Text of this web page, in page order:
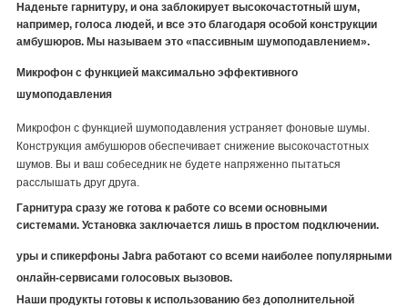
Наденьте гарнитуру, и она заблокирует высокочастотный шум,
например, голоса людей, и все это благодаря особой конструкции
амбушюров. Мы называем это «пассивным шумоподавлением».
Микрофон с функцией максимально эффективного
шумоподавления
Микрофон с функцией шумоподавления устраняет фоновые шумы.
Конструкция амбушюров обеспечивает снижение высокочастотных
шумов. Вы и ваш собеседник не будете напряженно пытаться
расслышать друг друга.
Гарнитура сразу же готова к работе со всеми основными
системами. Установка заключается лишь в простом подключении.
уры и спикерфоны Jabra работают со всеми наиболее популярными
онлайн-сервисами голосовых вызовов.
Наши продукты готовы к использованию без дополнительной